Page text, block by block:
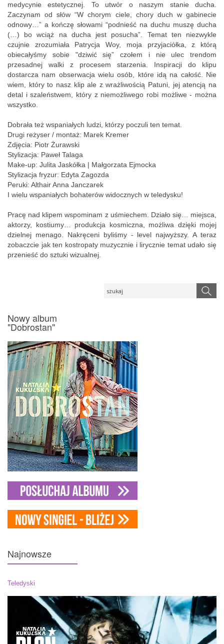
medycynie estetycznej. To utwór o naszym stanie ducha.
Zaczynam od słów “W chorym ciele, chory duch w gabinecie
odnowy…” a kończę słowami “podnieść na duchu muszę ducha
(…) bo wciąż na ducha jest posucha”. Temat ten niezwykle
czujnie zrozumiała Patrycja Woy, moja przyjaciółka, z którą
obiecałyśmy sobie "dziwić się” czołem i nie ulec trendom
przesadnej walki z procesem starzenia. Inspiracji do klipu
dostarcza nam obserwacja wielu osób, które idą na całość. Nie
wiem, który to nasz klip ale z wrażliwością Patuni, jej atencją na
detal i szaleństwem, który z niemożliwego robi możliwe - można
wszystko.
Dobrała też wspaniałych ludzi, którzy poczuli ten temat.
Drugi reżyser / montaż: Marek Kremer
Zdjęcia: Piotr Żurawski
Stylizacja: Paweł Talaga
Make-up: Julita Jaskółka | Małgorzata Ejmocka
Stylizacja fryzur: Edyta Zagozda
Peruki: Althair Anna Janczarek
I wielu wspaniałych bohaterów widocznych w teledysku!
Pracę nad klipem wspominam z uśmiechem. Działo się… miejsca,
aktorzy, kostiumy… produkcja kosmiczna, możliwa dzięki mojej
dzielnej menago. Nakręceni byliśmy - level najwyższy. A teraz
zobaczcie jak ten kostropaty muzycznie i lirycznie temat udało się
przenieść do sztuki wizualnej.
Nowy album
"Dobrostan"
Najnowsze
Teledyski